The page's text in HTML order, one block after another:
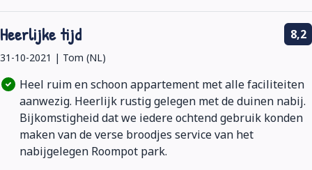
Heerlijke tijd
31-10-2021 | Tom (NL)
8,2
Heel ruim en schoon appartement met alle faciliteiten
aanwezig. Heerlijk rustig gelegen met de duinen nabij.
Bijkomstigheid dat we iedere ochtend gebruik konden
maken van de verse broodjes service van het
nabijgelegen Roompot park.